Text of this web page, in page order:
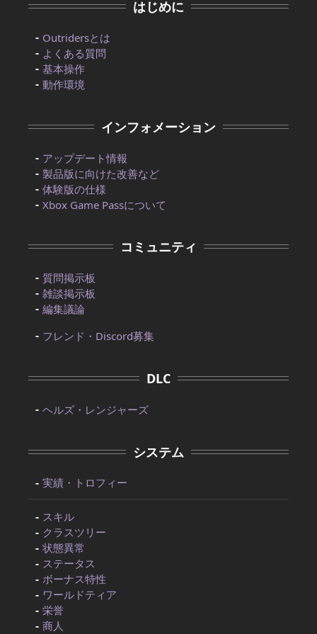
はじめに
Outridersとは
よくある質問
基本操作
動作環境
インフォメーション
アップデート情報
製品版に向けた改善など
体験版の仕様
Xbox Game Passについて
コミュニティ
質問掲示板
雑談掲示板
編集議論
フレンド・Discord募集
DLC
ヘルズ・レンジャーズ
システム
実績・トロフィー
スキル
クラスツリー
状態異常
ステータス
ボーナス特性
ワールドティア
栄誉
商人